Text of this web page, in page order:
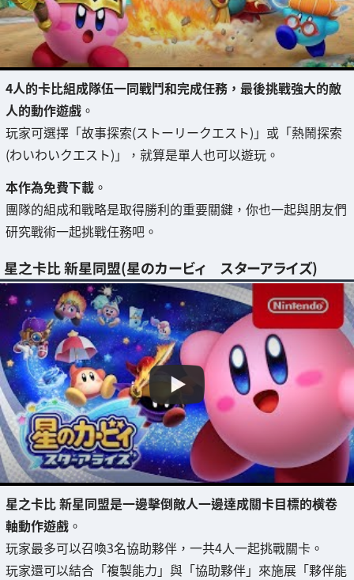
4人的卡比組成隊伍一同戰鬥和完成任務，最後挑戰強大的敵
人的動作遊戲 。
玩家可選擇「故事探索(ストーリークエスト)」或「熱鬧探索
(わいわいクエスト)」，就算是單人也可以遊玩。
本作為免費下載 。
團隊的組成和戰略是取得勝利的重要關鍵，你也一起與朋友們
研究戰術一起挑戰任務吧。
星之卡比 新星同盟(星のカービィ スターアライズ)
星之卡比 新星同盟是一邊擊倒敵人一邊達成關卡目標的横卷
軸動作遊戲 。
玩家最多可以召喚3名協助夥伴，一共4人一起挑戰關卡。
玩家還可以結合「複製能力」與「協助夥伴」來施展「夥伴能